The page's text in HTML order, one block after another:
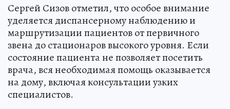
Сергей Сизов отметил, что особое внимание
уделяется диспансерному наблюдению и
маршрутизации пациентов от первичного
звена до стационаров высокого уровня. Если
состояние пациента не позволяет посетить
врача, вся необходимая помощь оказывается
на дому, включая консультации узких
специалистов.